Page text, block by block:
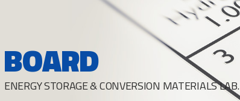
BOARD
ENERGY STORAGE & CONVERSION MATERIALS LAB.